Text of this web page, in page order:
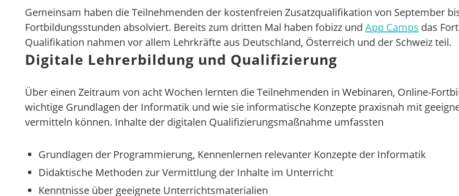
Gemeinsam haben die Teilnehmenden der kostenfreien Zusatzqualifikation von September
Fortbildungsstunden absolviert. Bereits zum dritten Mal haben fobizz und App Camps das
Qualifikation nahmen vor allem Lehrkräfte aus Deutschland, Österreich und der Schweiz teil.
Digitale Lehrerbildung und Qualifizierung
Über einen Zeitraum von acht Wochen lernten die Teilnehmenden in Webinaren, Online-
wichtige Grundlagen der Informatik und wie sie informatische Konzepte praxisnah mit
vermitteln können. Inhalte der digitalen Qualifizierungsmaßnahme umfassten
Grundlagen der Programmierung, Kennenlernen relevanter Konzepte der Informatik
Didaktische Methoden zur Vermittlung der Inhalte im Unterricht
Kenntnisse über geeignete Unterrichtsmaterialien